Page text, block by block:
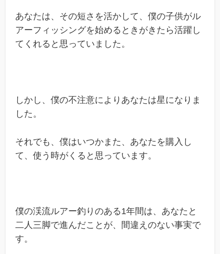
あなたは、その短さを活かして、僕の子供がル
アーフィッシングを始めるときがきたら活躍し
てくれると思っていました。
しかし、僕の不注意によりあなたは星になりま
した。
それでも、僕はいつかまた、あなたを購入し
て、使う時がくると思っています。
僕の渓流ルアー釣りのある1年間は、あなたと
二人三脚で進んだことが、間違えのない事実で
す。